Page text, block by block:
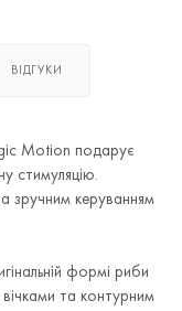
ВІДГУКИ
Motion подарує
стимуляцію.
зручним керуванням
формі риби
та контурним